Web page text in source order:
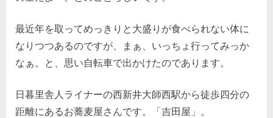
へ
最近年を取ってめっきりと大盛りが食べられない体に
なりつつあるのですが、まぁ、いっちょ行ってみっか
なぁ。と、思い自転車で出かけたのであります。
日暮里舎人ライナーの西新井大師西駅から徒歩四分の
距離にあるお蕎麦屋さんです。「吉田屋」。